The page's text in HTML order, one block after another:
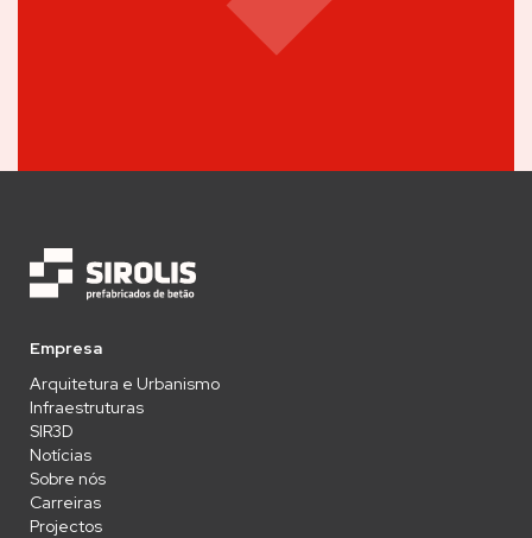
Empresa
Arquitetura e Urbanismo
Infraestruturas
SIR3D
Notícias
Sobre nós
Carreiras
Projectos